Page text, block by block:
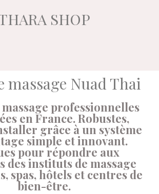
SHOP
massage Nuad Thai
massage professionnelles
en France. Robustes,
grâce à un système
simple et innovant.
pour répondre aux
des instituts de massage
spas, hôtels et centres de
bien-être.